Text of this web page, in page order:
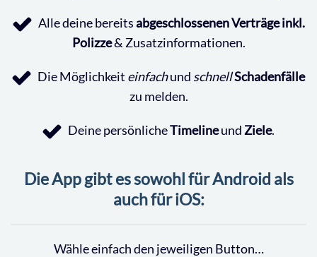
Alle deine bereitsabgeschlossenen Verträge inkl.
Polizze& Zusatzinformationen.
Die Möglichkeit einfachund schnellSchadenfälle
zu melden.
Deine persönlicheTimelineund Ziele.
Die App gibt es sowohl für Android als
auch für iOS:
Wähle einfach den jeweiligen Button…